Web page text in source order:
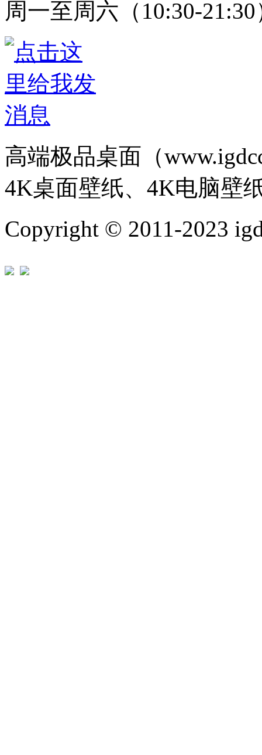
周一至周六（10:30-21:30
高端极品桌面（
4K桌面壁纸、4K电脑壁
Copyright © 2011-2023